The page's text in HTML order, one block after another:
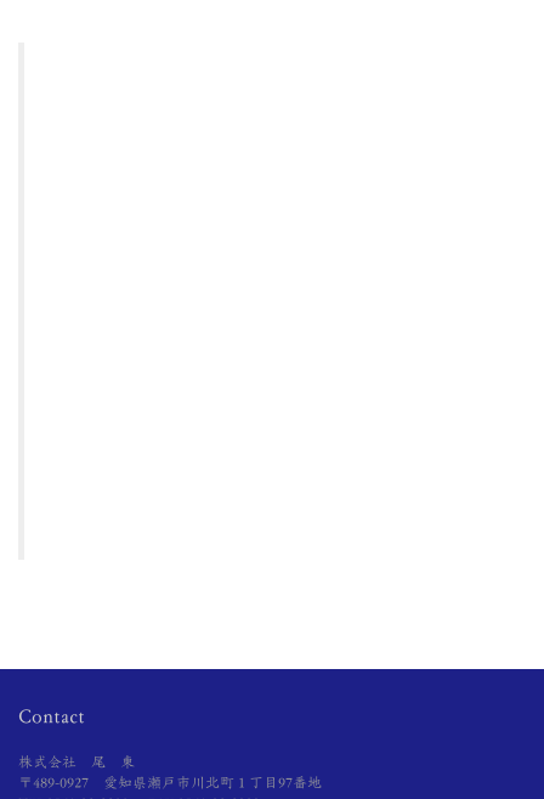
Contact
株式会社 尾 東
〒489-0927 愛知県瀬戸市川北町１丁目97番地